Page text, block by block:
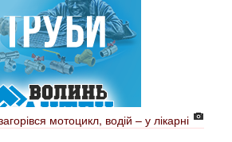
мотоцикл, водій – у лікарні